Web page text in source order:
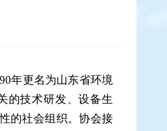
年更名为山东省环境
的技术研发、设备生
的社会组织。协会接